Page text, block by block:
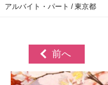
アルバイト・パート / 東京都
前へ